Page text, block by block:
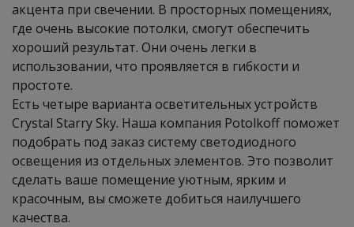
акцента при свечении. В просторных помещениях,
где очень высокие потолки, смогут обеспечить
хороший результат. Они очень легки в
использовании, что проявляется в гибкости и
простоте.
Есть четыре варианта осветительных устройств
Crystal Starry Sky. Наша компания Potolkoff поможет
подобрать под заказ систему светодиодного
освещения из отдельных элементов. Это позволит
сделать ваше помещение уютным, ярким и
красочным, вы сможете добиться наилучшего
качества.